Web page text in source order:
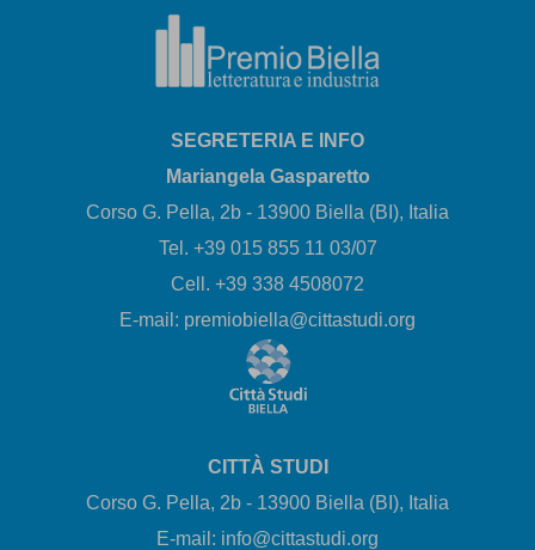
SEGRETERIA E INFO
Mariangela Gasparetto
Corso G. Pella, 2b - 13900 Biella (BI), Italia
Tel. +39 015 855 11 03/07
Cell. +39 338 4508072
E-mail: premiobiella@cittastudi.org
CITTÀ STUDI
Corso G. Pella, 2b - 13900 Biella (BI), Italia
E-mail: info@cittastudi.org